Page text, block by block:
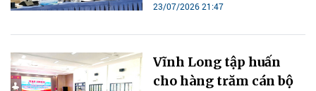
23/07/2026 21:47
Vĩnh Long tập huấn
cho hàng trăm cán bộ